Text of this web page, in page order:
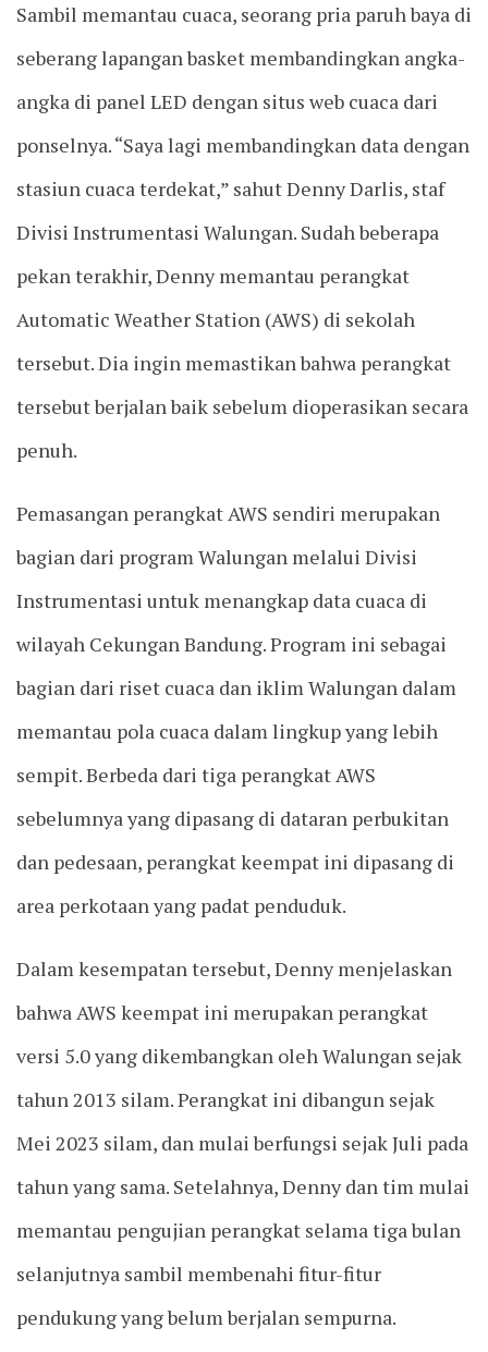
Sambil memantau cuaca, seorang pria paruh baya di
seberang lapangan basket membandingkan angka-
angka di panel LED dengan situs web cuaca dari
ponselnya. “Saya lagi membandingkan data dengan
stasiun cuaca terdekat,” sahut Denny Darlis, staf
Divisi Instrumentasi Walungan. Sudah beberapa
pekan terakhir, Denny memantau perangkat
Automatic Weather Station (AWS) di sekolah
tersebut. Dia ingin memastikan bahwa perangkat
tersebut berjalan baik sebelum dioperasikan secara
penuh.
Pemasangan perangkat AWS sendiri merupakan
bagian dari program Walungan melalui Divisi
Instrumentasi untuk menangkap data cuaca di
wilayah Cekungan Bandung. Program ini sebagai
bagian dari riset cuaca dan iklim Walungan dalam
memantau pola cuaca dalam lingkup yang lebih
sempit. Berbeda dari tiga perangkat AWS
sebelumnya yang dipasang di dataran perbukitan
dan pedesaan, perangkat keempat ini dipasang di
area perkotaan yang padat penduduk.
Dalam kesempatan tersebut, Denny menjelaskan
bahwa AWS keempat ini merupakan perangkat
versi 5.0 yang dikembangkan oleh Walungan sejak
tahun 2013 silam. Perangkat ini dibangun sejak
Mei 2023 silam, dan mulai berfungsi sejak Juli pada
tahun yang sama. Setelahnya, Denny dan tim mulai
memantau pengujian perangkat selama tiga bulan
selanjutnya sambil membenahi fitur-fitur
pendukung yang belum berjalan sempurna.